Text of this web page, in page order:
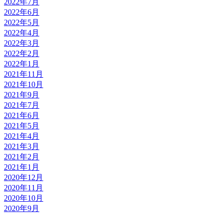
2022年7月
2022年6月
2022年5月
2022年4月
2022年3月
2022年2月
2022年1月
2021年11月
2021年10月
2021年9月
2021年7月
2021年6月
2021年5月
2021年4月
2021年3月
2021年2月
2021年1月
2020年12月
2020年11月
2020年10月
2020年9月